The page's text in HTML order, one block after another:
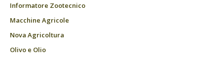
Informatore Zootecnico
Macchine Agricole
Nova Agricoltura
Olivo e Olio